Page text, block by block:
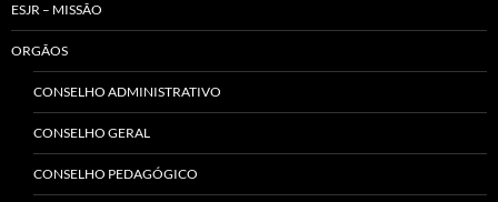
ESJR – MISSÃO
ORGÃOS
CONSELHO ADMINISTRATIVO
CONSELHO GERAL
CONSELHO PEDAGÓGICO